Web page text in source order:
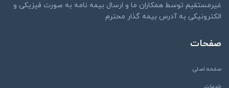
غیرمستقیم توسط همکاران ما و ارسال بیمه نامه به صورت فیزیکی و
الکترونیکی به آدرس بیمه گذار محترم
صفحات
صفحه اصلی